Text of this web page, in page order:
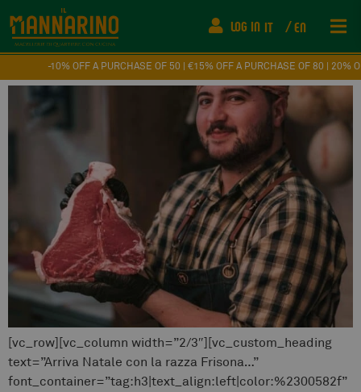
LOG IN IT EN
-10% OFF A PURCHASE OF 50 | €15% OFF A PURCHASE OF 80 | 20% OFF A
Christmas with the Friesian
breed...
[vc_row][vc_column width=”2/3″][vc_custom_heading
text=”Arriva Natale con la razza Frisona…”
font_container=”tag:h3|text_align:left|color:%2300582f”